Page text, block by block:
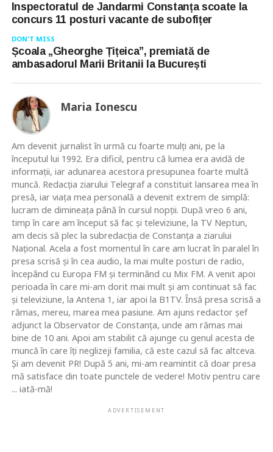
Inspectoratul de Jandarmi Constanța scoate la
concurs 11 posturi vacante de subofițer
DON'T MISS
Școala „Gheorghe Țițeica”, premiată de
ambasadorul Marii Britanii la București
Maria Ionescu
Am devenit jurnalist în urmă cu foarte mulţi ani, pe la
începutul lui 1992. Era dificil, pentru că lumea era avidă de
informaţii, iar adunarea acestora presupunea foarte multă
muncă. Redacţia ziarului Telegraf a constituit lansarea mea în
presă, iar viaţa mea personală a devenit extrem de simplă:
lucram de dimineaţa până în cursul nopţii. După vreo 6 ani,
timp în care am început să fac şi televiziune, la TV Neptun,
am decis să plec la subredacţia de Constanţa a ziarului
Naţional. Acela a fost momentul în care am lucrat în paralel în
presa scrisă şi în cea audio, la mai multe posturi de radio,
începând cu Europa FM şi terminând cu Mix FM. A venit apoi
perioada în care mi-am dorit mai mult şi am continuat să fac
şi televiziune, la Antena 1, iar apoi la B1TV. Însă presa scrisă a
rămas, mereu, marea mea pasiune. Am ajuns redactor şef
adjunct la Observator de Constanţa, unde am rămas mai
bine de 10 ani. Apoi am stabilit că ajunge cu genul acesta de
muncă în care îţi neglizeji familia, că este cazul să fac altceva.
Şi am devenit PR! După 5 ani, mi-am reamintit că doar presa
mă satisface din toate punctele de vedere! Motiv pentru care
... iată-mă!
ADVERTISEMENT